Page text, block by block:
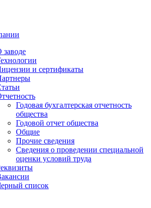
заводе
и сертификаты
Годовая бухгалтерская отчетность
общества
Годовой отчет общества
Общие
Прочие сведения
Сведения о проведении специальной
оценки условий труда
список